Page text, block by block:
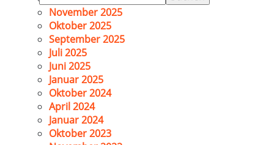
nach:
November 2025
Oktober 2025
September 2025
Juli 2025
Juni 2025
Januar 2025
Oktober 2024
April 2024
Januar 2024
Oktober 2023